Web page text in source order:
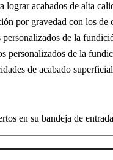
lograr acabados de alta
por gravedad con los de
de la
personalizados de la
de acabado
en su bandeja de